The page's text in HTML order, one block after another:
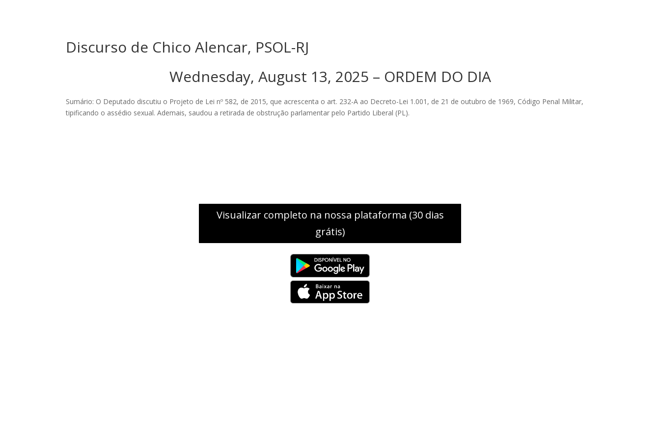
Discurso de Chico Alencar, PSOL-RJ
Wednesday, August 13, 2025 – ORDEM DO DIA
Sumário: O Deputado discutiu o Projeto de Lei nº 582, de 2015, que acrescenta o art. 232-A ao Decreto-Lei 1.001, de 21 de outubro de 1969, Código Penal Militar,
tipificando o assédio sexual. Ademais, saudou a retirada de obstrução parlamentar pelo Partido Liberal (PL).
Visualizar completo na nossa plataforma (30 dias
grátis)